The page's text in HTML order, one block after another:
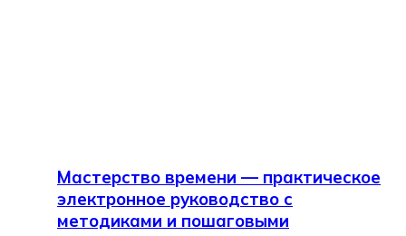
Мастерство времени — практическое
электронное руководство с
методиками и пошаговыми